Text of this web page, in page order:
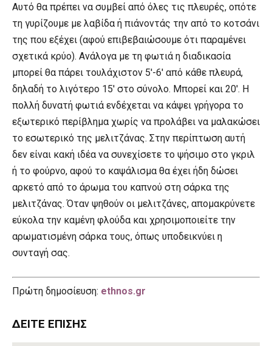
Αυτό θα πρέπει να συμβεί από όλες τις πλευρές, οπότε
τη γυρίζουμε με λαβίδα ή πιάνοντάς την από το κοτσάνι
της που εξέχει (αφού επιβεβαιώσουμε ότι παραμένει
σχετικά κρύο). Ανάλογα με τη φωτιά η διαδικασία
μπορεί θα πάρει τουλάχιστον 5′-6′ από κάθε πλευρά,
δηλαδή το λιγότερο 15′ στο σύνολο. Μπορεί και 20′. Η
πολλή δυνατή φωτιά ενδέχεται να κάψει γρήγορα το
εξωτερικό περίβλημα χωρίς να προλάβει να μαλακώσει
το εσωτερικό της μελιτζάνας. Στην περίπτωση αυτή
δεν είναι κακή ιδέα να συνεχίσετε το ψήσιμο στο γκριλ
ή το φούρνο, αφού το καψάλισμα θα έχει ήδη δώσει
αρκετό από το άρωμα του καπνού στη σάρκα της
μελιτζάνας. Όταν ψηθούν οι μελιτζάνες, απομακρύνετε
εύκολα την καμένη φλούδα και χρησιμοποιείτε την
αρωματισμένη σάρκα τους, όπως υποδεικνύει η
συνταγή σας.
Πρώτη δημοσίευση: ethnos.gr
ΔΕΊΤΕ ΕΠΊΣΗΣ